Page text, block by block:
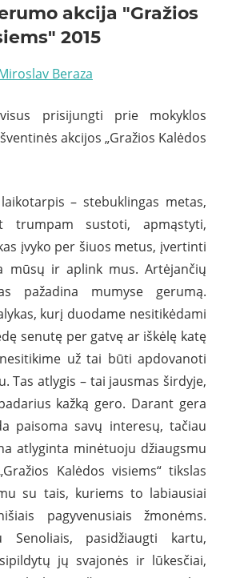
akcija "Gražios
2015
Beraza
prisijungti prie mokyklos
akcijos „Gražios Kalėdos
– stebuklingas metas,
trumpam sustoti, apmąstyti,
įvyko per šiuos metus, įvertinti
mūsų ir aplink mus. Artėjančių
pažadina mumyse gerumą.
kurį duodame nesitikėdami
senutę per gatvę ar iškėlę katę
už tai būti apdovanoti
Tas atlygis – tai jausmas širdyje,
kažką gero. Darant gera
paisoma savų interesų, tačiau
atlyginta minėtuoju džiaugsmu
Kalėdos visiems“ tikslas
su tais, kuriems to labiausiai
pagyvenusiais žmonėms.
Senoliais, pasidžiaugti kartu,
jų svajonės ir lūkesčiai,